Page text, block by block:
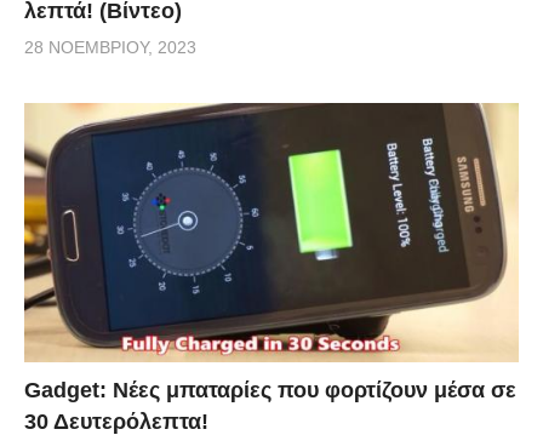
λεπτά! (Βίντεο)
28 ΝΟΕΜΒΡΊΟΥ, 2023
Gadget: Νέες μπαταρίες που φορτίζουν μέσα σε
30 Δευτερόλεπτα!